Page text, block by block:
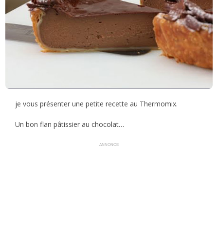
je vous présenter une petite recette au Thermomix.
Un bon flan pâtissier au chocolat…
ANNONCE